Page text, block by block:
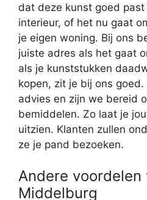
dat deze kunst goed
interieur, of het nu gaat
je eigen woning. Bij ons
juiste adres als het gaat
als je kunststukken
kopen, zit je bij ons
advies en zijn we bereid
bemiddelen. Zo laat je
uitzien. Klanten zullen
ze je pand bezoeken.
Andere voordelen
Middelburg